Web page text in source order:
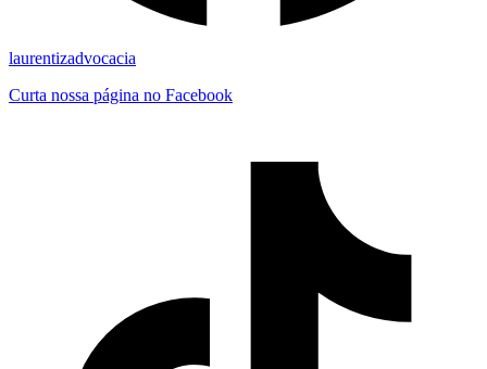
laurentizadvocacia
Curta nossa página no Facebook